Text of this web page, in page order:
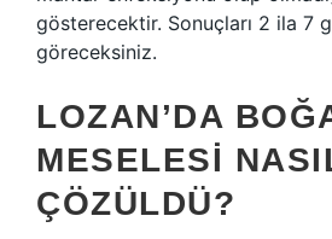
gösterecektir. Sonuçları 2 ila 7
göreceksiniz.
LOZAN’DA
MESELESI
ÇÖZÜLDÜ?